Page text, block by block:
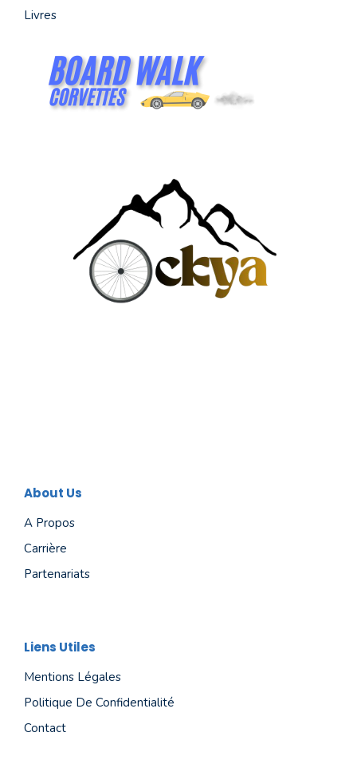
Livres
About Us
A Propos
Carrière
Partenariats
Liens Utiles
Mentions Légales
Politique De Confidentialité
Contact